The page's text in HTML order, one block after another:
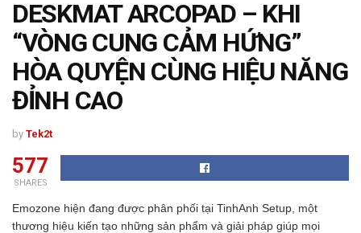
DESKMAT ARCOPAD – KHI
“VÒNG CUNG CẢM HỨNG”
HÒA QUYỆN CÙNG HIỆU NĂNG
ĐỈNH CAO
by Tek2t
577
SHARES
Emozone hiện đang được phân phối tại TinhAnh Setup, một
thương hiệu kiến tạo những sản phẩm và giải pháp giúp mọi